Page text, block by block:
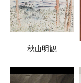
秋山明観